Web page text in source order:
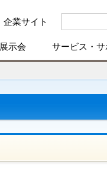
企業サイト
展示会 サービス・